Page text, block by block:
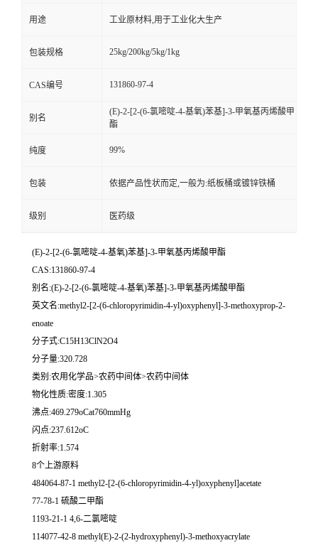
用途 工业原材料,用于工业化大生产
包装规格 25kg/200kg/5kg/1kg
CAS编号 131860-97-4
别名
(E)-2-[2-(6-氯嘧啶-4-基氧)苯基]-3-甲氧基丙烯酸甲
酯
纯度 99%
包装 依据产品性状而定,一般为:纸板桶或镀锌铁桶
级别 医药级
(E)-2-[2-(6-氯嘧啶-4-基氧)苯基]-3-甲氧基丙烯酸甲酯
CAS:131860-97-4
别名:(E)-2-[2-(6-氯嘧啶-4-基氧)苯基]-3-甲氧基丙烯酸甲酯
英文名:methyl2-[2-(6-chloropyrimidin-4-yl)oxyphenyl]-3-methoxyprop-2-
enoate
分子式:C15H13ClN2O4
分子量:320.728
类别:农用化学品>农药中间体>农药中间体
物化性质:密度:1.305
沸点:469.279oCat760mmHg
闪点:237.612oC
折射率:1.574
8个上游原料
484064-87-1 methyl2-[2-(6-chloropyrimidin-4-yl)oxyphenyl]acetate
77-78-1 硫酸二甲酯
1193-21-1 4,6-二氯嘧啶
114077-42-8 methyl(E)-2-(2-hydroxyphenyl)-3-methoxyacrylate